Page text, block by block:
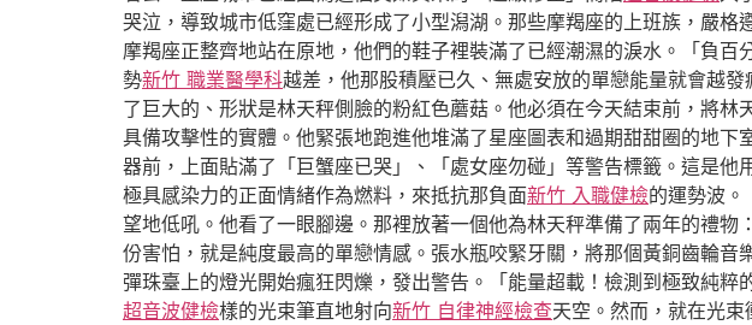
哭泣，導致城市低窪處已經形成了小型潟湖。那些摩羯座的上班族，嚴
摩羯座正整齊地站在原地，他們的鞋子裡裝滿了已經潮濕的淚水。「負
勢新竹 職業醫學科越差，他那股積壓已久、無處安放的單戀能量就會越
了巨大的、形狀是林天秤側臉的粉紅色蘑菇。他必須在今天結束前，將林
具備攻擊性的實體。他緊張地跑進他堆滿了星座圖表和過期甜甜圈的地
器前，上面貼滿了「巨蟹座已哭」、「處女座勿碰」等警告標籤。這是
極具感染力的正面情緒作為燃料，來抵抗那負面新竹 入職健檢的運勢波
望地低吼。他看了一眼腳邊。那裡放著一個他為林天秤準備了兩年的禮
份害怕，就是純度最高的單戀情感。張水瓶咬緊牙關，將那個黃銅齒輪
彈珠臺上的燈光開始瘋狂閃爍，發出警告。「能量超載！檢測到極致純粹
超音波健檢樣的光束筆直地射向新竹 自律神經檢查天空。然而，就在光